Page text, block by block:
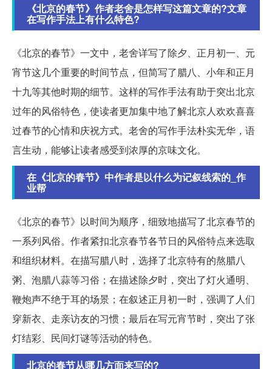
《北京的春节》作者老舍是怎样写这篇文章的?文章
在写作手法上有什么特色?
《北京的春节》一文中，老舍详写了除夕、正月初一、元
宵节这几个重要的时间节点，但简写了腊八、小年和正月
十九等其他时期的细节。这样的写作手法有助于突出北京
过年的风俗特色，使读者更加集中地了解北京人欢欢喜喜
过春节的心情和庆祝方式。老舍的写作手法朴实无华，语
言生动，能够让读者感受到浓厚的京味文化。
在《北京的春节》中作者是以什么为记叙线索的_作
业帮
《北京的春节》以时间为顺序，细致地描写了北京春节的
一系列风俗。作者紧扣北京春节各节日的风俗特点来选取
和组织材料。在描写腊八时，选择了北京特有的熬腊八
粥、泡腊八蒜等习俗；在描述除夕时，突出了灯火通明、
鞭炮声不绝于耳的场景；在叙述正月初一时，强调了人们
穿新衣、走亲访友的习惯；最后在写元宵节时，突出了张
灯结彩、民间灯谜等活动的特色。
北京的春节从哪几方面来写的?